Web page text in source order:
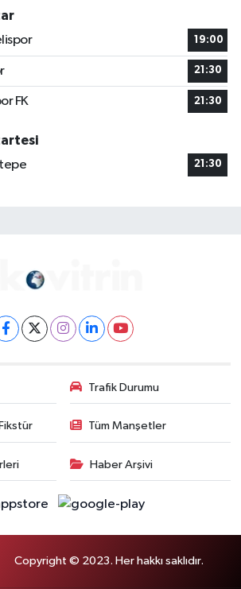
19:00
21:30
FK 21:30
21:30
Trafik Durumu
Tüm Manşetler
Haber Arşivi
Copyright © 2023. Her hakkı saklıdır.